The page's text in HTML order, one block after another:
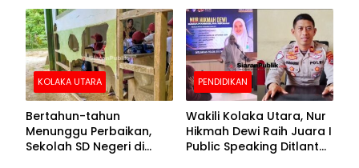
100 Persen
Kelas
KOLAKA UTARA
Bertahun-tahun
Menunggu Perbaikan,
Sekolah SD Negeri di
PENDIDIKAN
Wakili Kolaka Utara, Nur
Hikmah Dewi Raih Juara I
Public Speaking Ditlantas